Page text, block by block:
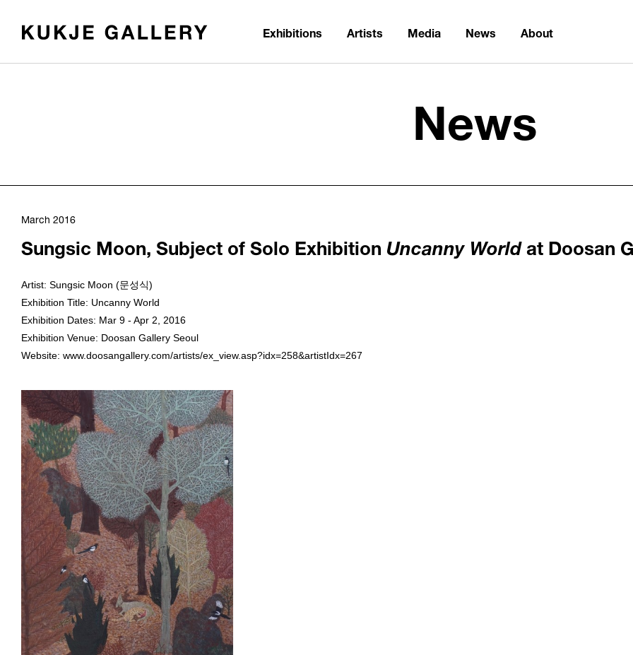
Exhibitions Artists Media News About
News
March 2016
Sungsic Moon, Subject of Solo ExhibitionUncanny Worldat Doosan
Artist: Sungsic Moon (문성식)
Exhibition Title: Uncanny World
Exhibition Dates: Mar 9 - Apr 2, 2016
Exhibition Venue: Doosan Gallery Seoul
Website: www.doosangallery.com/artists/ex_view.asp?idx=258&artistIdx=267